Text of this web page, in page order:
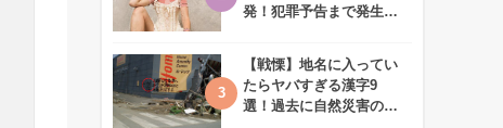
発！犯罪予告まで発生す
【戦慄】地名に入ってい
たらヤバすぎる漢字9
選！過去に自然災害の歴